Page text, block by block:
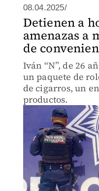
08.04.2025/
Detienen a
amenazas a
de
Iván “N”, de 26
un paquete de
de cigarros, un
productos.